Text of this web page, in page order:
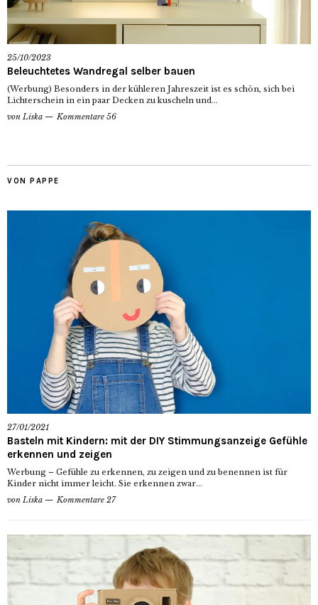
25/10/2023
Beleuchtetes Wandregal selber bauen
(Werbung) Besonders in der kühleren Jahreszeit ist es schön, sich bei
Lichterschein in ein paar Decken zu kuscheln und...
von Liska Kommentare 56
VON PAPPE
27/01/2021
Basteln mit Kindern: mit der DIY Stimmungsanzeige Gefühle
erkennen und zeigen
Werbung – Gefühle zu erkennen, zu zeigen und zu benennen ist für
Kinder nicht immer leicht. Sie erkennen zwar...
von Liska Kommentare 27